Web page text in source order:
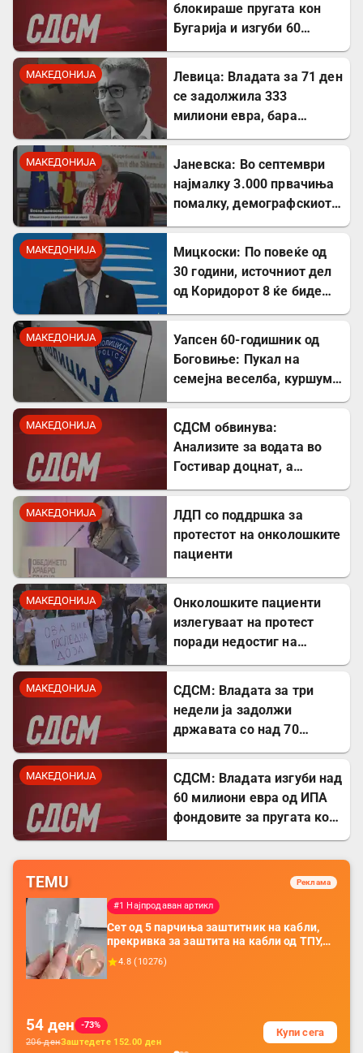
блокираше пругата кон
Бугарија и изгуби 60
МАКЕДОНИЈА
Левица: Владата за 71 ден
се задолжила 333
милиони евра, бара
МАКЕДОНИЈА
Јаневска: Во септември
најмалку 3.000 првачиња
помалку, демографскиот
МАКЕДОНИЈА
Мицкоски: По повеќе од
30 години, источниот дел
од Коридорот 8 ќе биде
МАКЕДОНИЈА
Уапсен 60-годишник од
Боговиње: Пукал на
семејна веселба, куршум
МАКЕДОНИЈА
СДСМ обвинува:
Анализите за водата во
Гостивар доцнат, а
МАКЕДОНИЈА
ЛДП со поддршка за
протестот на онколошките
пациенти
МАКЕДОНИЈА
Онколошките пациенти
излегуваат на протест
поради недостиг на
МАКЕДОНИЈА
СДСМ: Владата за три
недели ја задолжи
државата со над 70
МАКЕДОНИЈА
СДСМ: Владата изгуби над
60 милиони евра од ИПА
фондовите за пругата кон
TEMU Реклама
#1 Најпродаван артикл
Сет од 5 парчиња заштитник на кабли,
прекривка за заштита на кабли од ТПУ,
додатоци за заштита на кабли, без
батерија, за мобилни телефони, комплет
4.8 ( 10276)
54 ден
-73%
206денЗаштедете 152.00 ден
Купи сега